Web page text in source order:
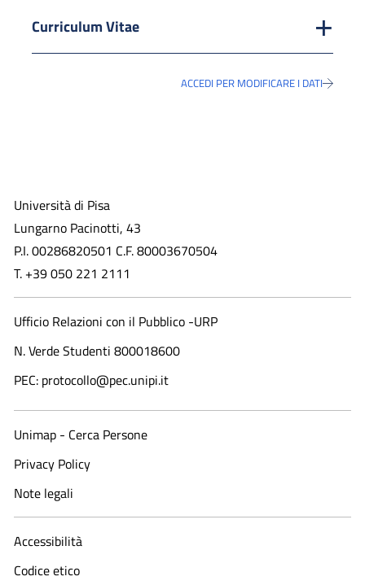
Curriculum Vitae
ACCEDI PER MODIFICARE I DATI
Università di Pisa
Lungarno Pacinotti, 43
P.I. 00286820501 C.F. 80003670504
T. +39 050 221 2111
Ufficio Relazioni con il Pubblico -URP
N. Verde Studenti 800018600​
PEC: protocollo@pec.unipi.it
Unimap - Cerca Persone
Privacy Policy
Note legali
Accessibilità
Codice etico